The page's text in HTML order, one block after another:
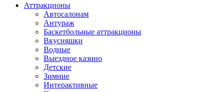
Аттракционы
Автосалонам
Антураж
Баскетбольные аттракционы
Вкусняшки
Водные
Выездное казино
Детские
Зимние
Интерактивные